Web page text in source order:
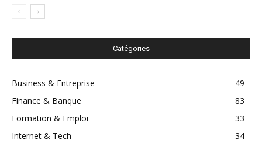
Catégories
Business & Entreprise
49
Finance & Banque
83
Formation & Emploi
33
Internet & Tech
34